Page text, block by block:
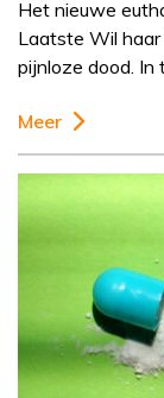
Het nieuwe
Laatste Wil
pijnloze dood. In
Meer